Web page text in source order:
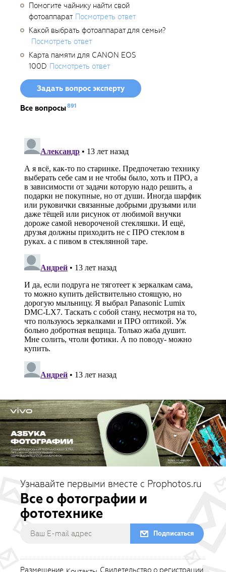
Помогите чайнику найти свой
фотоаппарат Посмотреть ответ
Какой выбрать фотоаппарат для семьи?
Посмотреть ответ
Карта памяти для CANON EOS
100D Посмотреть ответ
Задать вопрос эксперту
Все вопросы891
Узнавайте первыми вместе с Prophotos.ru
Все о фотографии и
фототехнике
Подписаться